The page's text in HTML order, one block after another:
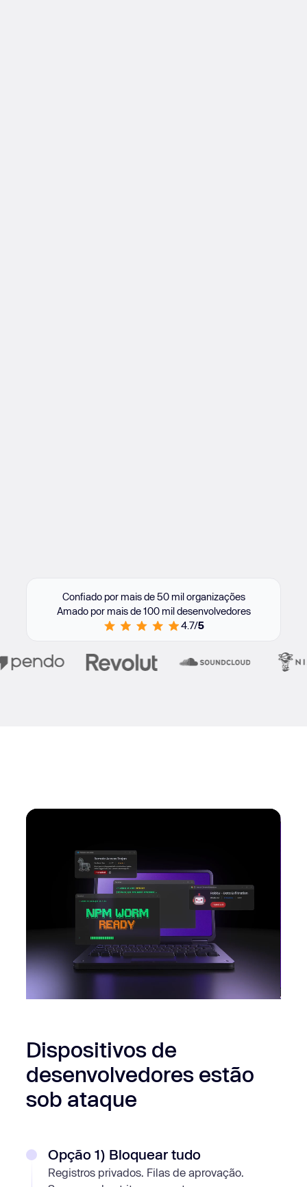
Confiado por mais de 50 mil organizações
Amado por mais de 100 mil desenvolvedores
4.7/5
Dispositivos de
desenvolvedores estão
sob ataque
Opção 1) Bloquear tudo
Registros privados. Filas de aprovação.